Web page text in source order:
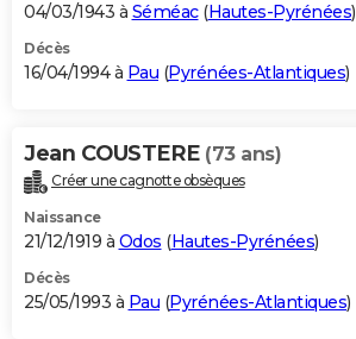
04/03/1943 à Séméac(Hautes-Pyrénées)
Décès
16/04/1994 à Pau (Pyrénées-Atlantiques)
Jean COUSTERE (73 ans)
Créer une cagnotte obsèques
Naissance
21/12/1919 à Odos (Hautes-Pyrénées)
Décès
25/05/1993 à Pau (Pyrénées-Atlantiques)